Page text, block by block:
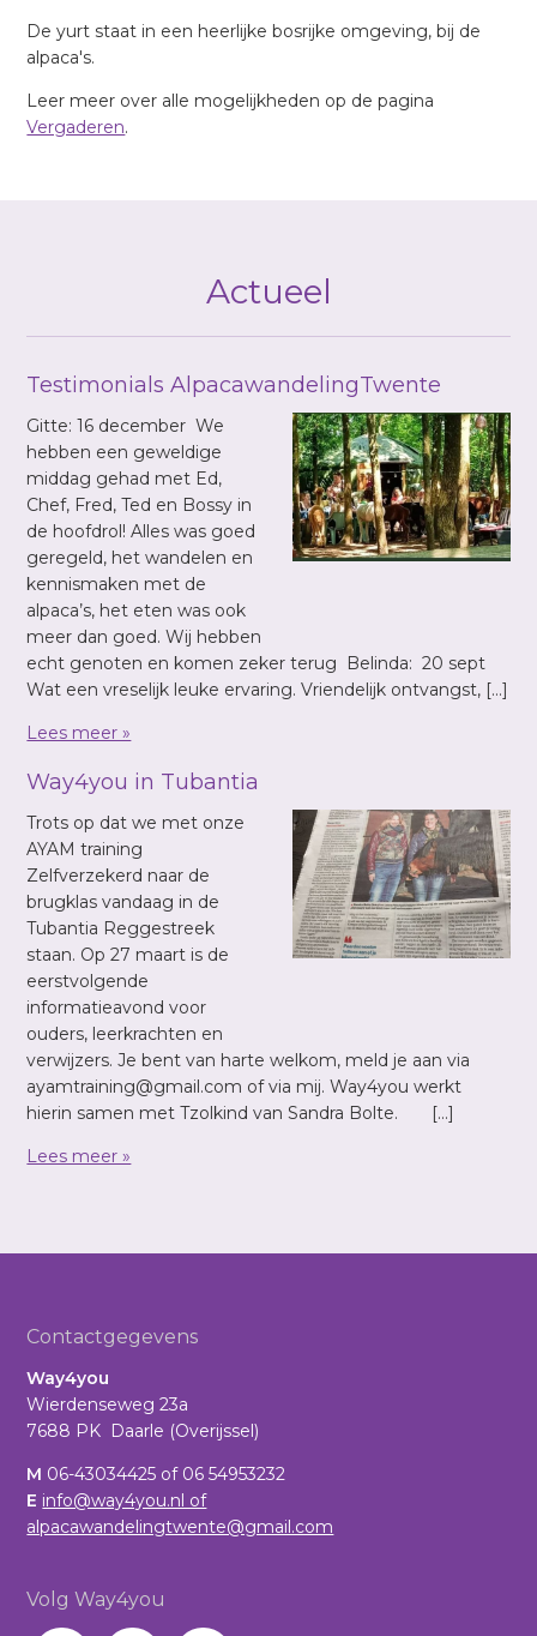
De yurt staat in een heerlijke bosrijke omgeving, bij de
alpaca's.
Leer meer over alle mogelijkheden op de pagina
Vergaderen.
Actueel
Testimonials AlpacawandelingTwente
Gitte: 16 december We
hebben een geweldige
middag gehad met Ed,
Chef, Fred, Ted en Bossy in
de hoofdrol! Alles was goed
geregeld, het wandelen en
kennismaken met de
alpaca’s, het eten was ook
meer dan goed. Wij hebben
echt genoten en komen zeker terug Belinda: 20 sept
Wat een vreselijk leuke ervaring. Vriendelijk ontvangst, […]
Lees meer »
Way4you in Tubantia
Trots op dat we met onze
AYAM training
Zelfverzekerd naar de
brugklas vandaag in de
Tubantia Reggestreek
staan. Op 27 maart is de
eerstvolgende
informatieavond voor
ouders, leerkrachten en
verwijzers. Je bent van harte welkom, meld je aan via
ayamtraining@gmail.com of via mij. Way4you werkt
hierin samen met Tzolkind van Sandra Bolte. […]
Lees meer »
Footer
Contactgegevens
Way4you
Wierdenseweg 23a
7688 PK Daarle (Overijssel)
M 06-43034425 of 06 54953232
E info@way4you.nl of
alpacawandelingtwente@gmail.com
Volg Way4you